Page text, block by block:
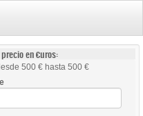
en €uros:
500 € hasta 500 €